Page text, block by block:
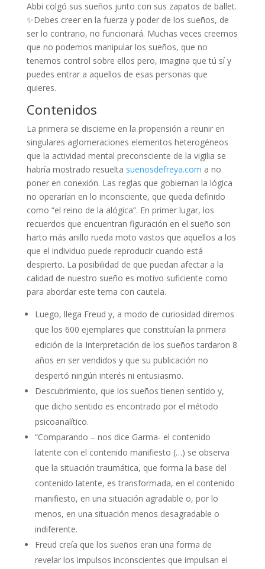
Abbi colgó sus sueños junto con sus zapatos de ballet.
✨Debes creer en la fuerza y poder de los sueños, de
ser lo contrario, no funcionará. Muchas veces creemos
que no podemos manipular los sueños, que no
tenemos control sobre ellos pero, imagina que tú sí y
puedes entrar a aquellos de esas personas que
quieres.
Contenidos
La primera se discierne en la propensión a reunir en
singulares aglomeraciones elementos heterogéneos
que la actividad mental preconsciente de la vigilia se
habría mostrado resuelta suenosdefreya.com a no
poner en conexión. Las reglas que gobiernan la lógica
no operarían en lo inconsciente, que queda definido
como “el reino de la alógica”. En primer lugar, los
recuerdos que encuentran figuración en el sueño son
harto más anillo rueda moto vastos que aquellos a los
que el individuo puede reproducir cuando está
despierto. La posibilidad de que puedan afectar a la
calidad de nuestro sueño es motivo suficiente como
para abordar este tema con cautela.
Luego, llega Freud y, a modo de curiosidad diremos
que los 600 ejemplares que constituían la primera
edición de la Interpretación de los sueños tardaron 8
años en ser vendidos y que su publicación no
despertó ningún interés ni entusiasmo.
Descubrimiento, que los sueños tienen sentido y,
que dicho sentido es encontrado por el método
psicoanalítico.
“Comparando – nos dice Garma- el contenido
latente con el contenido manifiesto (…) se observa
que la situación traumática, que forma la base del
contenido latente, es transformada, en el contenido
manifiesto, en una situación agradable o, por lo
menos, en una situación menos desagradable o
indiferente.
Freud creía que los sueños eran una forma de
revelar los impulsos inconscientes que impulsan el